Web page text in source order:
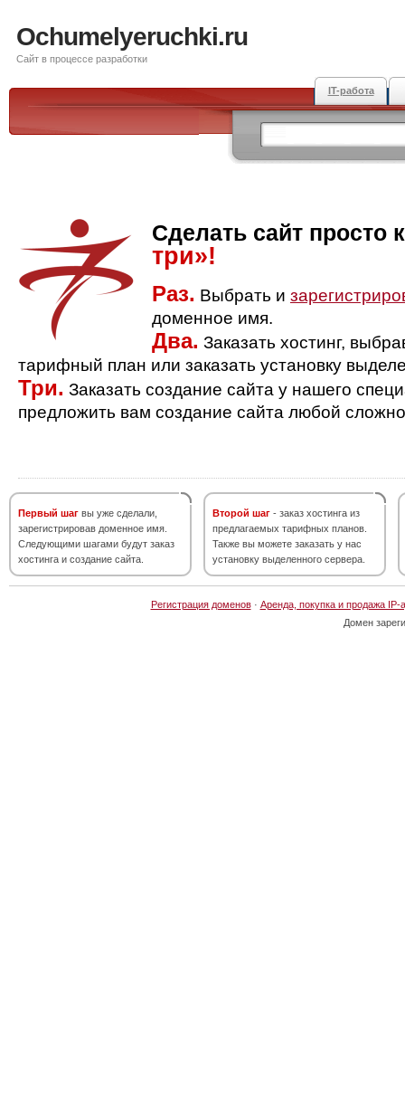
Ochumelyeruchki.ru
Сайт в процессе разработки
IT-работа
Сделать сайт просто
три»!
Раз. Выбрать и
доменное имя.
Два. Заказать хостинг,
тарифный план или заказать установку
Три. Заказать создание сайта у нашего
предложить вам создание сайта любой
Первый шаг вы уже сделали,
зарегистрировав доменное имя.
Следующими шагами будут заказ
хостинга и создание сайта.
Второй шаг - заказ хостинга из
предлагаемых тарифных планов.
Также вы можете заказать у нас
установку выделенного сервера.
Регистрация доменов· Аренда, покупка и продажа IP-
Домен